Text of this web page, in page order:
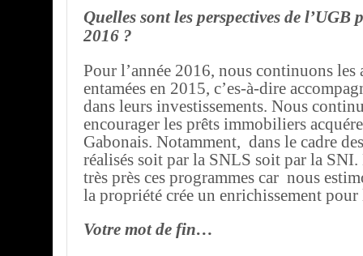
Quelles sont les perspectives de l’UGB
2016 ?
Pour l’année 2016, nous continuons les
entamées en 2015, c’es-à-dire
dans leurs investissements. Nous
encourager les prêts immobiliers
Gabonais. Notamment, dans le cadre
réalisés soit par la SNLS soit par la
très près ces programmes car nous
la propriété crée un enrichissement
Votre mot de fin…